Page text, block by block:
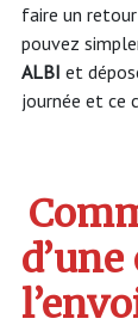
faire un
pouvez
ALBI et
journée et ce